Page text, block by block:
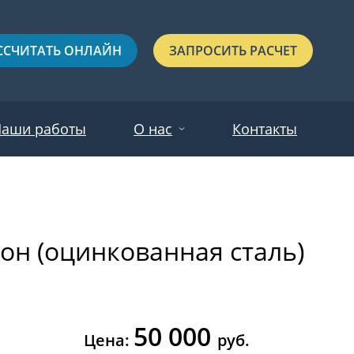
ОНЛАЙН ЗАПРОСИТЬ РАСЧЕТ
С выдавленным рисунком
работы О нас Контакты
(оцинкованная сталь)
Цена: 50 000 руб.